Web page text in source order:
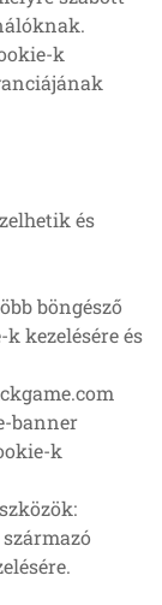
k
és
böngésző
kezelésére és
banner
k